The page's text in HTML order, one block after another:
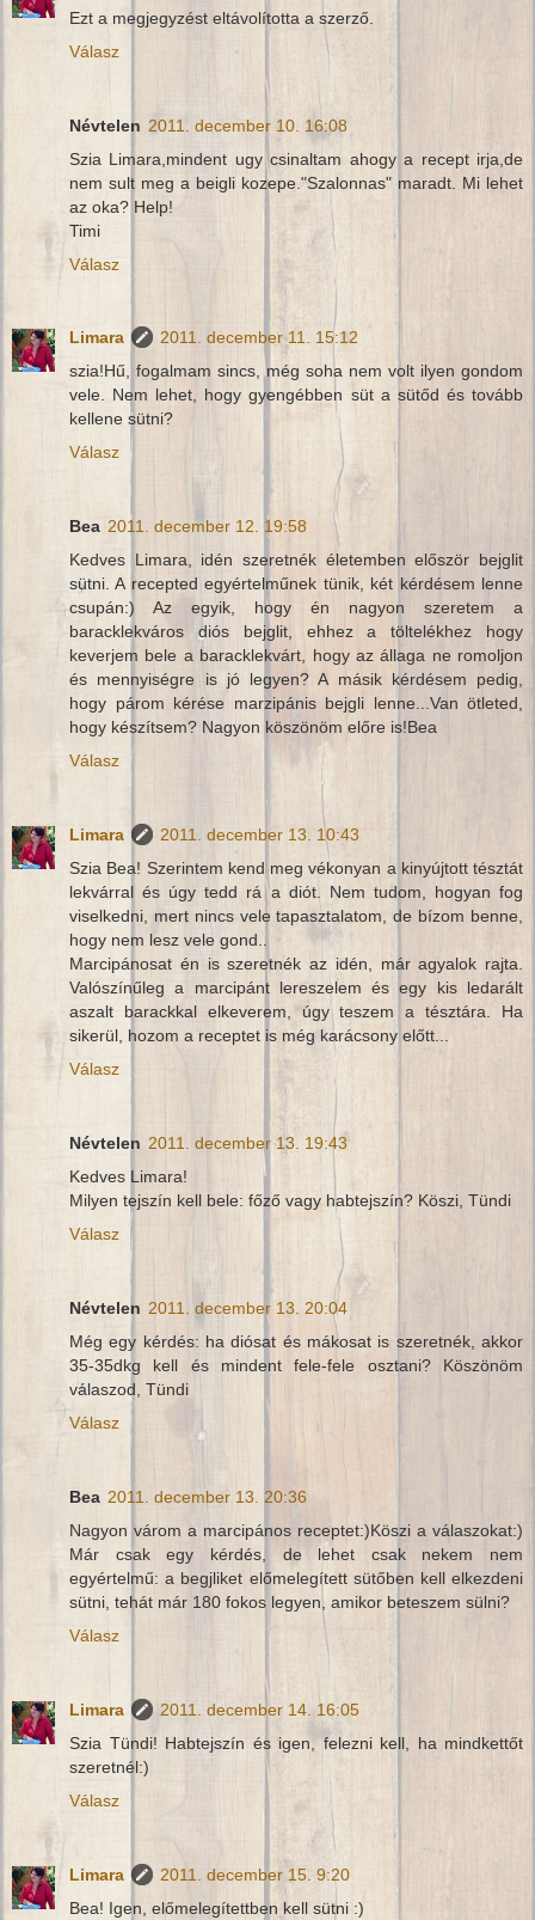
Ezt a megjegyzést eltávolította a szerző.
Válasz
Névtelen 2011. december 10. 16:08
Szia Limara,mindent ugy csinaltam ahogy a recept irja,de
nem sult meg a beigli kozepe."Szalonnas" maradt. Mi lehet
az oka? Help!
Timi
Válasz
Limara
2011. december 11. 15:12
szia!Hű, fogalmam sincs, még soha nem volt ilyen gondom
vele. Nem lehet, hogy gyengébben süt a sütőd és tovább
kellene sütni?
Válasz
Bea 2011. december 12. 19:58
Kedves Limara, idén szeretnék életemben először bejglit
sütni. A recepted egyértelműnek tünik, két kérdésem lenne
csupán:) Az egyik, hogy én nagyon szeretem a
baracklekváros diós bejglit, ehhez a töltelékhez hogy
keverjem bele a baracklekvárt, hogy az állaga ne romoljon
és mennyiségre is jó legyen? A másik kérdésem pedig,
hogy párom kérése marzipánis bejgli lenne...Van ötleted,
hogy készítsem? Nagyon köszönöm előre is!Bea
Válasz
Limara
2011. december 13. 10:43
Szia Bea! Szerintem kend meg vékonyan a kinyújtott tésztát
lekvárral és úgy tedd rá a diót. Nem tudom, hogyan fog
viselkedni, mert nincs vele tapasztalatom, de bízom benne,
hogy nem lesz vele gond..
Marcipánosat én is szeretnék az idén, már agyalok rajta.
Valószínűleg a marcipánt lereszelem és egy kis ledarált
aszalt barackkal elkeverem, úgy teszem a tésztára. Ha
sikerül, hozom a receptet is még karácsony előtt...
Válasz
Névtelen 2011. december 13. 19:43
Kedves Limara!
Milyen tejszín kell bele: főző vagy habtejszín? Köszi, Tündi
Válasz
Névtelen 2011. december 13. 20:04
Még egy kérdés: ha diósat és mákosat is szeretnék, akkor
35-35dkg kell és mindent fele-fele osztani? Köszönöm
válaszod, Tündi
Válasz
Bea 2011. december 13. 20:36
Nagyon várom a marcipános receptet:)Köszi a válaszokat:)
Már csak egy kérdés, de lehet csak nekem nem
egyértelmű: a begjliket előmelegített sütőben kell elkezdeni
sütni, tehát már 180 fokos legyen, amikor beteszem sülni?
Válasz
Limara
2011. december 14. 16:05
Szia Tündi! Habtejszín és igen, felezni kell, ha mindkettőt
szeretnél:)
Válasz
Limara
2011. december 15. 9:20
Bea! Igen, előmelegítettben kell sütni :)